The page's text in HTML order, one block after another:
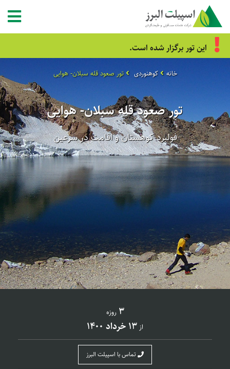
این تور برگزار شده است.
خانه کوهنوردی تور صعود قله سبلان- هوایی
تور صعود قله سبلان- هوایی
فولبرد کوهستان و اقامت در سرعین
3 روزه
از 13 خرداد 1400
تماس با اسپیلت البرز